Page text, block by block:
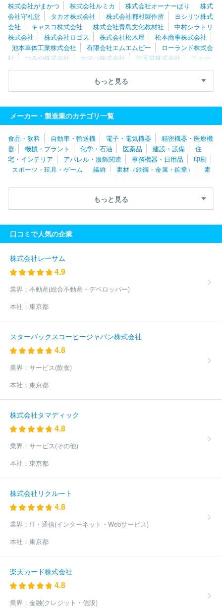
株式会社がまかつ 株式会社ルミカ 株式会社オーナーばり
株式
会社守礼堂
タカオ株式会社 株式会社都村製作所
ヨシリツ株式
会社
キャスコ株式会社 株式会社青島文化教材社
中村シラトリ
株式会社
株式会社ロゴス 株式会社松木屋
松本商事株式会社
池本車体工業株式会社
有限会社エムエムピー
ローランド株式会
社
つるや株式会社 ヤマハ株式会社 任天堂株式会社
ニュー
ウェルブランズ・ジャパン合同会社
美津濃株式会社
ファイテン
山本光学株式会社 富士工業株式会社
マリオクラブ株
式会社
製造京都株式会社
エルソニック株式会社 星野楽器株式会社
ミ
ズノテクニクス株式会社
株式会社河合楽器製作所
ンスカイ
株式会社グラファイトデザイン 株式会社三英
株式会
社シバ
株式会社リーメント 株式会社ムラカミ
エバーグリーン
株式会社
株式会社アクラス
株式会社ナカジマコーポレーション
株式会社東京マルイ
イグニッション・エンターテインメント株式
株式会社メディコム・トイ 株式会社エバニュー
ンタラクティブエンタテインメント
株式会社ホリ
株式会社ＡＳ
Ｇ
株式会社アトリエパレット
ルグ
株式会社遠藤製作所 株式会社ブロッコリー
株式会社ササ
キスポーツ
株式会社バンダイ
フ
株式会社エアロテック
株式会社
コンビ株式会社 株式会社タカラトミー
グローブライ
株式会社
株式会社ヤマリア
ーデザイン
株式会社関水金属 株式会社ニッケン
リオ
セノー株式会社
株
式会社ナナミ
株式会社ヤマハミュージックマニュファクチュアリン
グ
株式会社Ａ３
もっと見る
メーカー・製造業のカテゴリ一覧
食品・飲料 自動車・輸送機 電子・電気機器
精密機器・医療機
器
機械・プラント 化学・石油 医薬品 建設・設備
住
宅・インテリア
アパレル・服飾関連 事務機器・日用品
印刷
スポーツ・玩具・ゲーム
繊維 素材（鉄鋼・金属・鉱業）
素
材（ゴム・ガラス・セラミックス）
素材（紙・パルプ）
素材
（その他）
農林・水産 たばこ・飼料 その他
もっと見る
口コミで人気の企業
株式会社レーサム
4.9
業界： 不動産(総合不動産・デベロッパー)
本社： 東京都
スターバックスコーヒージャパン株式会社
4.8
業界： サービス(飲食)
本社： 東京都
株式会社タマディック
4.8
業界： サービス(その他)
本社： 東京都
株式会社リクルート
4.8
業界： IT・通信(インターネット・Webサービス)
本社： 東京都
楽天カード株式会社
4.8
業界： 金融(クレジット・信販)